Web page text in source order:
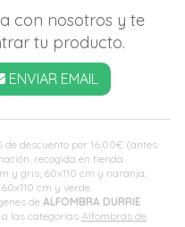
de descuento por 16,00€ (antes
recogida en tienda.
y gris; 60x110 cm y naranja;
cm y verde.
deALFOMBRA DURRIE
a las categorías Alfombras de
con nosotros y te
tu producto.
ENVIAR EMAIL